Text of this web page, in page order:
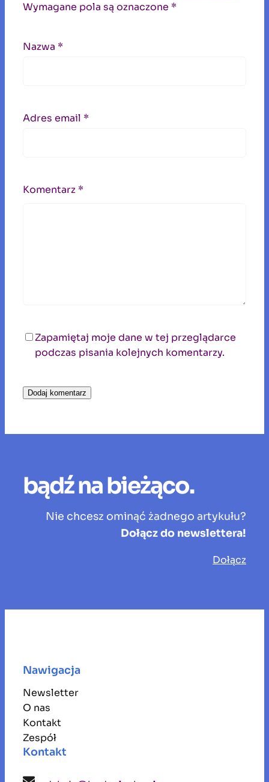
Wymagane pola są oznaczone *
Nazwa *
Adres email *
Komentarz *
Zapamiętaj moje dane w tej przeglądarce
podczas pisania kolejnych komentarzy.
bądź na bieżąco.
Nie chcesz ominąć żadnego artykułu?
Dołącz do newslettera!
Dołącz
Nawigacja
Newsletter
O nas
Kontakt
Zespół
Kontakt